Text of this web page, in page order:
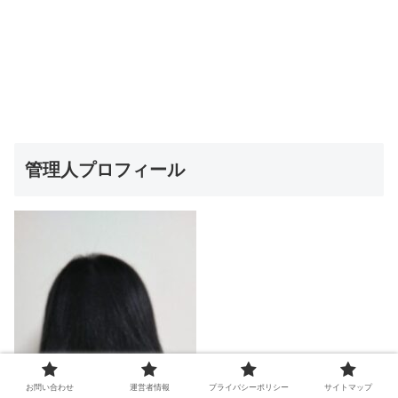
管理人プロフィール
お問い合わせ 運営者情報 プライバシーポリシー サイトマップ